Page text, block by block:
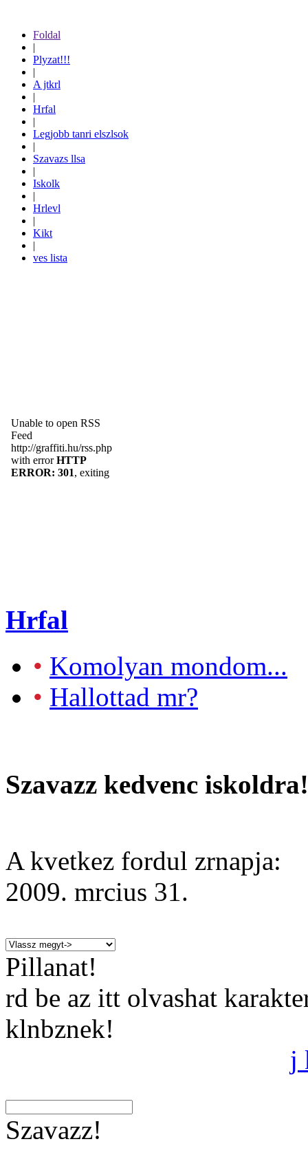
Foldal
|
Plyzat!!!
|
A jtkrl
|
Hrfal
|
Legjobb tanri elszlsok
|
Szavazs llsa
|
Iskolk
|
Hrlevl
|
Kikt
|
ves lista
Hrfal
• Komolyan mondom...
• Hallottad mr?
Szavazz kedvenc iskoldra!
A kvetkez fordul zrnapja:
2009. mrcius 31.
Pillanat!
rd be az itt olvashat
klnbznek!
j
Szavazz!